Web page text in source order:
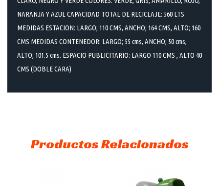
NARANJA Y AZUL CAPACIDAD TOTAL DE RECICLAJE: 560 LTS
MEDIDAS ESTACION: LARGO; 110 CMS, ANCHO; 164 CMS, ALTO; 160
CMS MEDIDAS CONTENEDOR: LARGO; 55 cms, ANCHO; 50 cms,
ALTO; 101.5 cms. ESPACIO PUBLICITARIO: LARGO 110 CMS , ALTO 40
CMS (DOBLE CARA)
Productos Relacionados